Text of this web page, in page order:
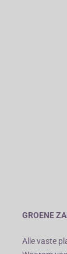
GROENE
Alle vaste